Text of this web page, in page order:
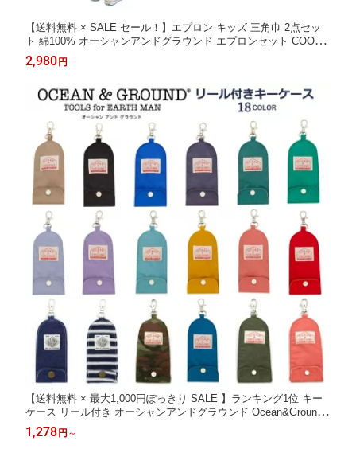
【送料無料 × SALE セール！】エプロン キッズ 三角巾 2点セッ
ト 綿100% オーシャンアンドグラウンド エプロンセット COOKD
AY | 男の子 女の子 子供 100 110 120 130 140 150 160cm 幼稚園
保育園 小学生 給食 家庭科 調理実習 入園 入学 通園 通学 プレゼ
2,980円
【送料無料 × 最大1,000円ぽっきり SALE 】ランキング1位 キー
ケース リール付き オーシャンアンドグラウンド Ocean&Ground |
キッズ キーケース キッズ ジュニア 小学校 中学校 高校生 大人 男
の子 女の子 ランドセル リュック キッズ防犯 子ども防犯 紛失防
1,278円 ～